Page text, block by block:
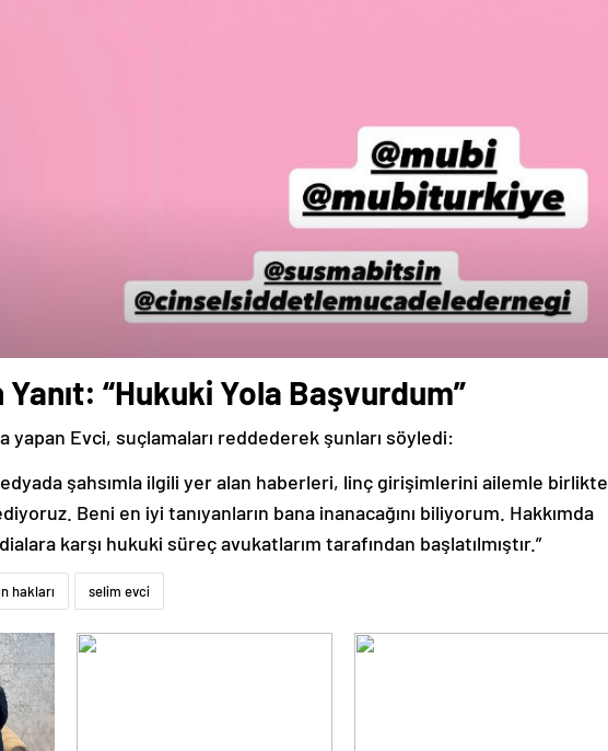
Yanıt: “Hukuki Yola Başvurdum”
yapan Evci, suçlamaları reddederek şunları söyledi:
şahsımla ilgili yer alan haberleri, linç girişimlerini ailemle birlikte
Beni en iyi tanıyanların bana inanacağını biliyorum. Hakkımda
karşı hukuki süreç avukatlarım tarafından başlatılmıştır.”
hakları selim evci